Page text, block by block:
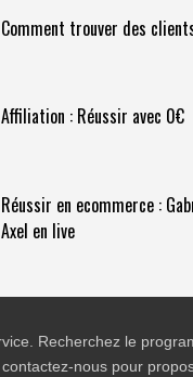
Comment trouver des
Affiliation : Réussir avec 0€
Réussir en ecommerce :
Axel en live
Recherchez le
nous pour